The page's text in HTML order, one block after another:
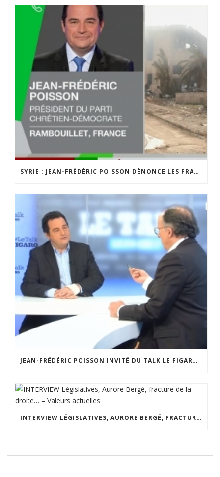
SYRIE : JEAN-FRÉDÉRIC POISSON DÉNONCE LES FRAPPES MILITAIRES INFLIGÉES À DAMAS, SUR RT FRANCE
JEAN-FRÉDÉRIC POISSON INVITÉ DU TALK LE FIGARO – 26 MARS 2018
INTERVIEW LÉGISLATIVES, AURORE BERGÉ, FRACTURE DE LA DROITE… – VALEURS ACTUELLES